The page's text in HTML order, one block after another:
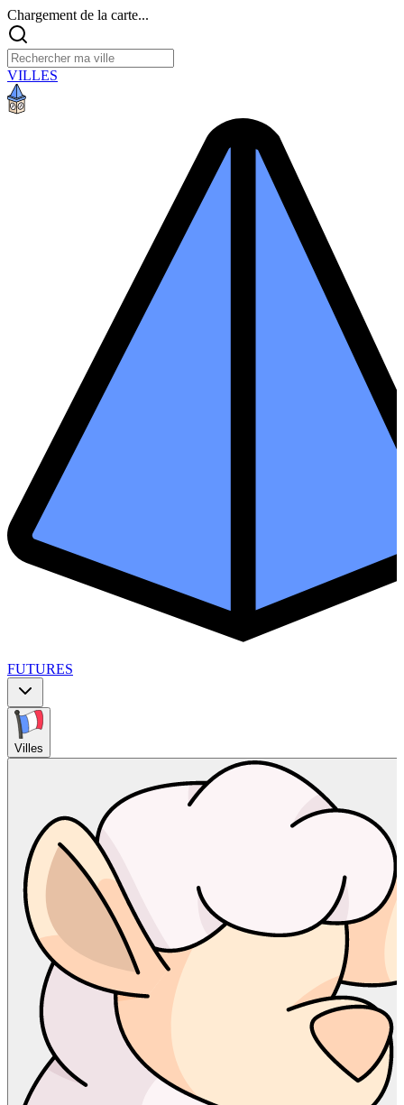
Chargement de la carte...
VILLES
FUTURES
Villes